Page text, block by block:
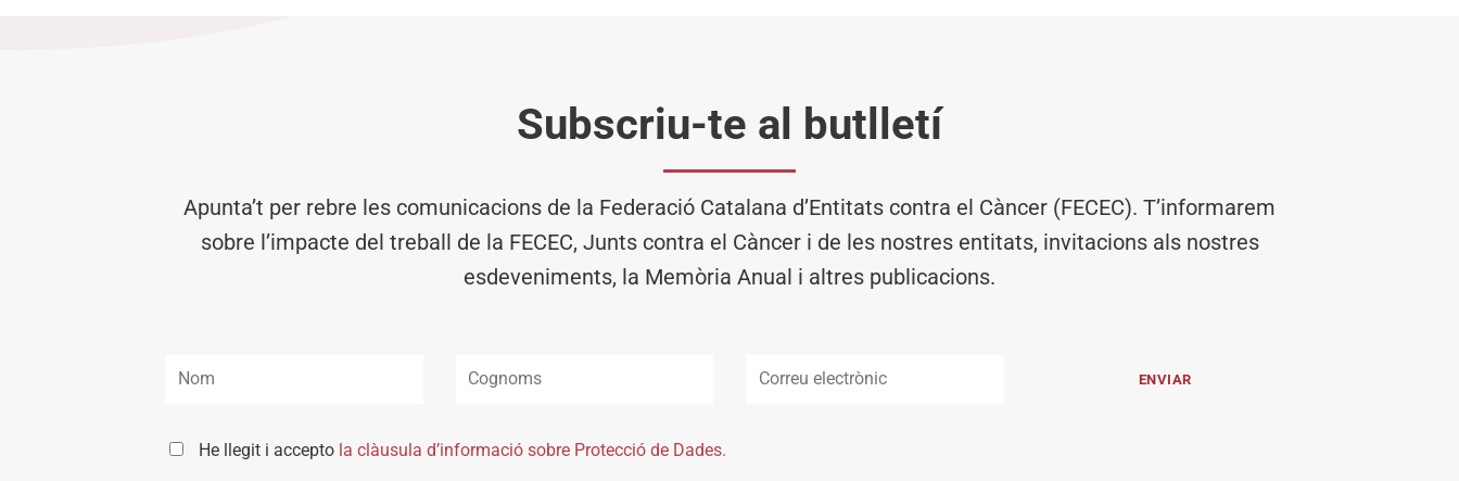
Subscriu-te al butlletí
Apunta’t per rebre les comunicacions de la Federació Catalana d’Entitats contra el Càncer (FECEC). T’informarem
sobre l’impacte del treball de la FECEC, Junts contra el Càncer i de les nostres entitats, invitacions als nostres
esdeveniments, la Memòria Anual i altres publicacions.
He llegit i accepto la clàusula d’informació sobre Protecció de Dades.